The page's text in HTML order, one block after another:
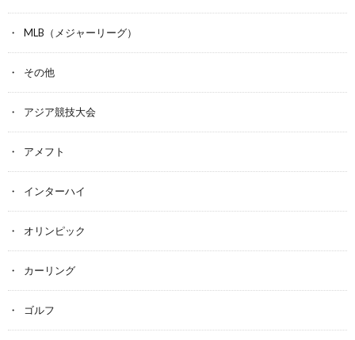
MLB（メジャーリーグ）
その他
アジア競技大会
アメフト
インターハイ
オリンピック
カーリング
ゴルフ